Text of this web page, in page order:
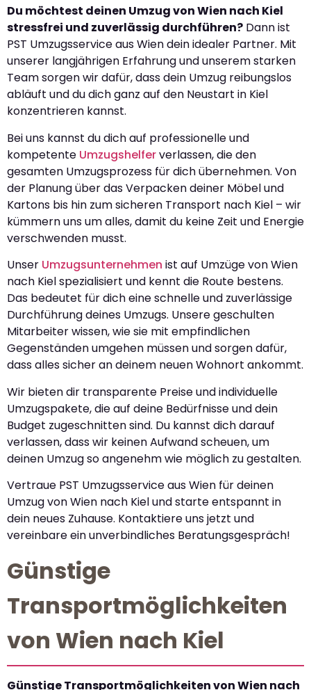
Du möchtest deinen Umzug von Wien nach Kiel
stressfrei und zuverlässig durchführen? Dann ist
PST Umzugsservice aus Wien dein idealer Partner. Mit
unserer langjährigen Erfahrung und unserem starken
Team sorgen wir dafür, dass dein Umzug reibungslos
abläuft und du dich ganz auf den Neustart in Kiel
konzentrieren kannst.
Bei uns kannst du dich auf professionelle und
kompetente Umzugshelferverlassen, die den
gesamten Umzugsprozess für dich übernehmen. Von
der Planung über das Verpacken deiner Möbel und
Kartons bis hin zum sicheren Transport nach Kiel – wir
kümmern uns um alles, damit du keine Zeit und Energie
verschwenden musst.
Unser Umzugsunternehmen ist auf Umzüge von Wien
nach Kiel spezialisiert und kennt die Route bestens.
Das bedeutet für dich eine schnelle und zuverlässige
Durchführung deines Umzugs. Unsere geschulten
Mitarbeiter wissen, wie sie mit empfindlichen
Gegenständen umgehen müssen und sorgen dafür,
dass alles sicher an deinem neuen Wohnort ankommt.
Wir bieten dir transparente Preise und individuelle
Umzugspakete, die auf deine Bedürfnisse und dein
Budget zugeschnitten sind. Du kannst dich darauf
verlassen, dass wir keinen Aufwand scheuen, um
deinen Umzug so angenehm wie möglich zu gestalten.
Vertraue PST Umzugsservice aus Wien für deinen
Umzug von Wien nach Kiel und starte entspannt in
dein neues Zuhause. Kontaktiere uns jetzt und
vereinbare ein unverbindliches Beratungsgespräch!
Günstige
Transportmöglichkeiten
von Wien nach Kiel
Günstige Transportmöglichkeiten von Wien nach